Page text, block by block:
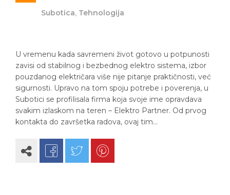
Subotica, Tehnologija
U vremenu kada savremeni život gotovo u potpunosti
zavisi od stabilnog i bezbednog elektro sistema, izbor
pouzdanog električara više nije pitanje praktičnosti, već
sigurnosti. Upravo na tom spoju potrebe i poverenja, u
Subotici se profilisala firma koja svoje ime opravdava
svakim izlaskom na teren – Elektro Partner. Od prvog
kontakta do završetka radova, ovaj tim…